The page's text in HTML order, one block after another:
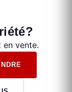
en vente.